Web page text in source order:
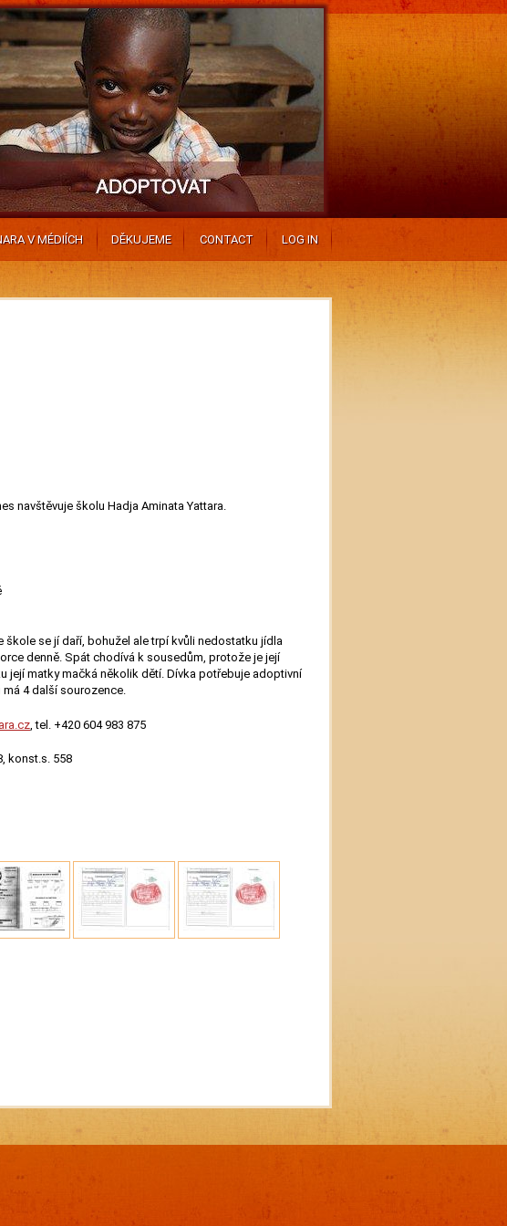
V MÉDIÍCH DĚKUJEME CONTACT LOG IN
navštěvuje školu Hadja Aminata Yattara.
škole se jí daří, bohužel ale trpí kvůli nedostatku jídla
denně. Spát chodívá k sousedům, protože je její
její matky mačká několik dětí. Dívka potřebuje adoptivní
4 další sourozence.
, tel. +420 604 983 875
konst.s. 558